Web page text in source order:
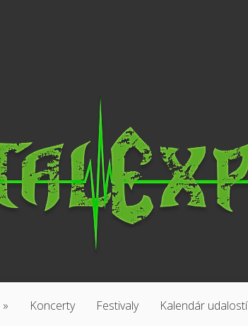
» Koncerty Festivaly Kalendár udalostí